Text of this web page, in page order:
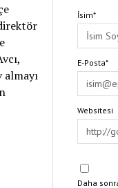
İsim*
E-Posta*
Websitesi
Daha